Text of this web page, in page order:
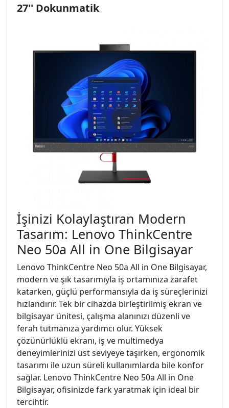
27'' Dokunmatik
İşinizi Kolaylaştıran Modern
Tasarım: Lenovo ThinkCentre
Neo 50a All in One Bilgisayar
Lenovo ThinkCentre Neo 50a All in One Bilgisayar,
modern ve şık tasarımıyla iş ortamınıza zarafet
katarken, güçlü performansıyla da iş süreçlerinizi
hızlandırır. Tek bir cihazda birleştirilmiş ekran ve
bilgisayar ünitesi, çalışma alanınızı düzenli ve
ferah tutmanıza yardımcı olur. Yüksek
çözünürlüklü ekranı, iş ve multimedya
deneyimlerinizi üst seviyeye taşırken, ergonomik
tasarımı ile uzun süreli kullanımlarda bile konfor
sağlar. Lenovo ThinkCentre Neo 50a All in One
Bilgisayar, ofisinizde fark yaratmak için ideal bir
tercihtir.